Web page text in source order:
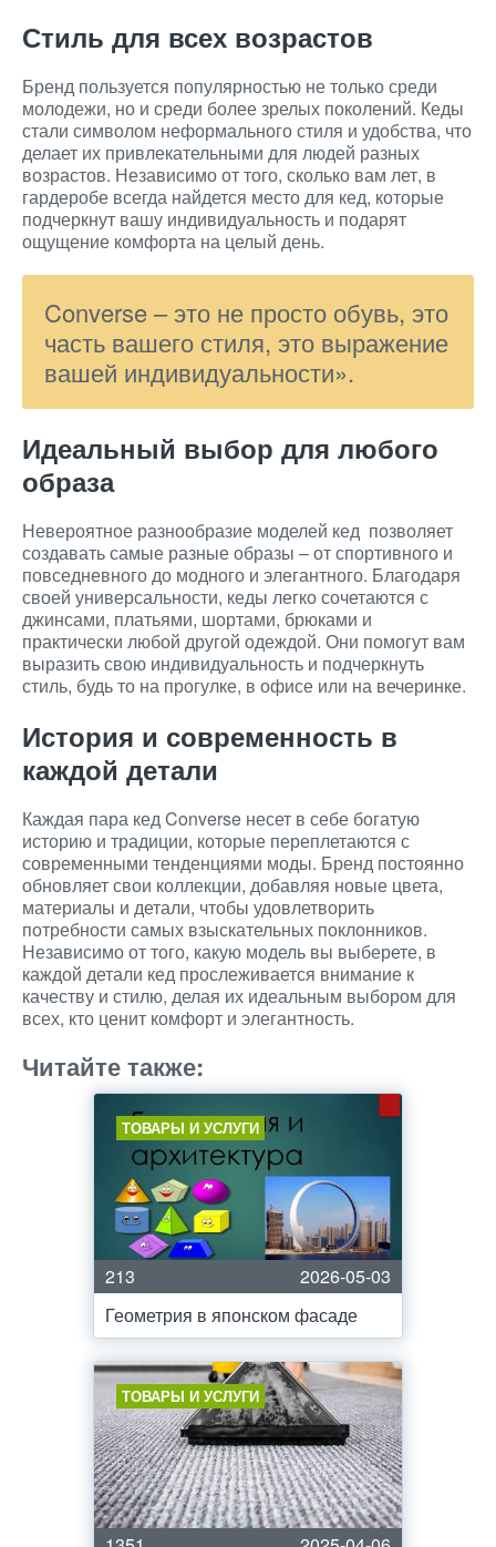
Стиль для всех возрастов
Бренд пользуется популярностью не только среди
молодежи, но и среди более зрелых поколений. Кеды
стали символом неформального стиля и удобства, что
делает их привлекательными для людей разных
возрастов. Независимо от того, сколько вам лет, в
гардеробе всегда найдется место для кед, которые
подчеркнут вашу индивидуальность и подарят
ощущение комфорта на целый день.
Converse – это не просто обувь, это
часть вашего стиля, это выражение
вашей индивидуальности».
Идеальный выбор для любого
образа
Невероятное разнообразие моделей кед позволяет
создавать самые разные образы – от спортивного и
повседневного до модного и элегантного. Благодаря
своей универсальности, кеды легко сочетаются с
джинсами, платьями, шортами, брюками и
практически любой другой одеждой. Они помогут вам
выразить свою индивидуальность и подчеркнуть
стиль, будь то на прогулке, в офисе или на вечеринке.
История и современность в
каждой детали
Каждая пара кед Converse несет в себе богатую
историю и традиции, которые переплетаются с
современными тенденциями моды. Бренд постоянно
обновляет свои коллекции, добавляя новые цвета,
материалы и детали, чтобы удовлетворить
потребности самых взыскательных поклонников.
Независимо от того, какую модель вы выберете, в
каждой детали кед прослеживается внимание к
качеству и стилю, делая их идеальным выбором для
всех, кто ценит комфорт и элегантность.
Читайте также:
ТОВАРЫ И УСЛУГИ
213
2026-05-03
Геометрия в японском фасаде
ТОВАРЫ И УСЛУГИ